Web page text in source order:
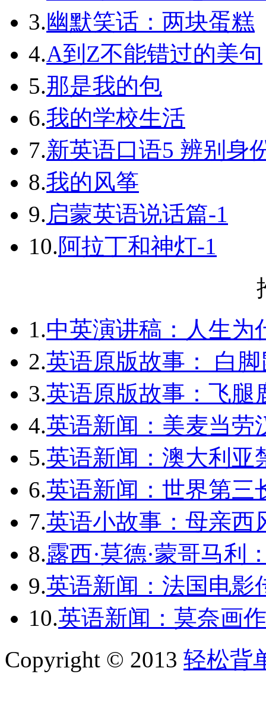
3.幽默笑话：两块蛋糕
4.A到Z不能错过的美句
5.那是我的包
6.我的学校生活
7.新英语口语5 辨别身
8.我的风筝
9.启蒙英语说话篇-1
10.阿拉丁和神灯-1
1.中英演讲稿：人生为
2.英语原版故事： 白
3.英语原版故事：飞腿
4.英语新闻：美麦当劳
5.英语新闻：澳大利亚
6.英语新闻：世界第三
7.英语小故事：母亲西
8.露西·莫德·蒙哥马利
9.英语新闻：法国电影
10.英语新闻：莫奈画
Copyright © 2013 轻松背